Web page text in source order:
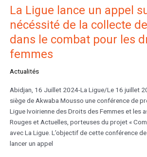
La Ligue lance un appel
nécéssité de la collecte
dans le combat pour les
femmes
Actualités
Abidjan, 16 Juillet 2024-La Ligue/Le 16 juillet
siège de Akwaba Mousso une conférence de
Ligue Ivoirienne des Droits des Femmes et les
Rouges et Actuelles, porteuses du projet «
avec La Ligue. L’objectif de cette conférence
lancer un appel
dans
le
combat
pour
droits
des